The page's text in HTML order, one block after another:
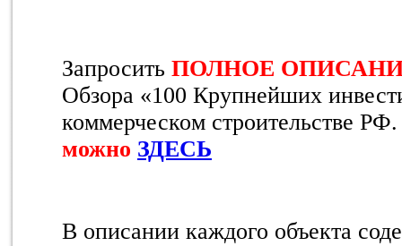
Запросить ПОЛНОЕ
Обзора «100 Крупнейших
коммерческом строительстве
можно ЗДЕСЬ
В описании каждого объекта